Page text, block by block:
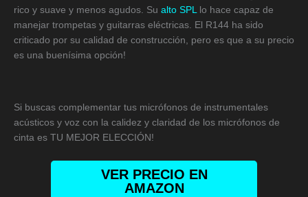
rico y suave y menos agudos. Su alto SPL
lo hace capaz de
manejar trompetas y guitarras eléctricas. El R144 ha sido
criticado por su calidad de construcción, pero es que a su precio
es una buenísima opción!
Si buscas complementar tus micrófonos de instrumentales
acústicos y voz con la calidez y claridad de los micrófonos de
cinta es TU MEJOR ELECCIÓN!
VER PRECIO EN
AMAZON